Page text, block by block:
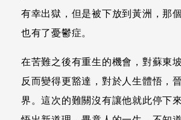
有幸出獄，但是被下放到黃洲，那
也有了憂鬱症。
在苦難之後有重生的機會，對蘇東
反而變得更豁達，對於人生體悟，
界。這次的難關沒有讓他就此停下